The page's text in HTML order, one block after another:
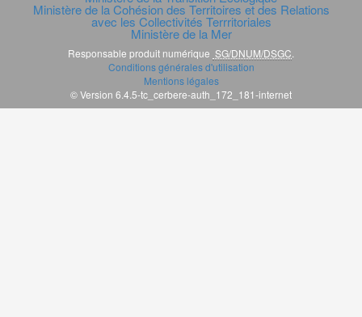
Ministère de la Cohésion des Territoires et des Relations
avec les Collectivités Terrritoriales
Ministère de la Mer
Responsable produit numérique SG/DNUM/DSGC
Conditions générales d'utilisation
Mentions légales
© Version 6.4.5-tc_cerbere-auth_172_181-internet